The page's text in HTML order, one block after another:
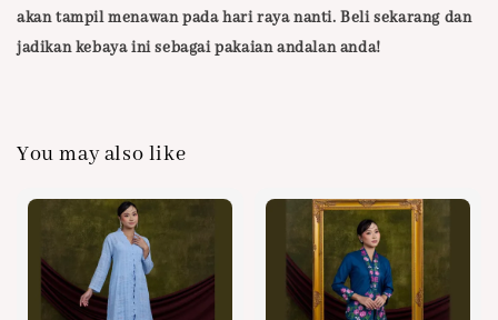
akan tampil menawan pada hari raya nanti. Beli sekarang dan
jadikan kebaya ini sebagai pakaian andalan anda!
You may also like